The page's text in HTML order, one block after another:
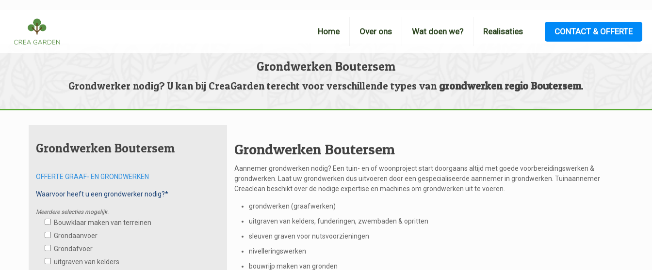
Home Over ons Wat doen we? Realisaties CONTACT & OFFERTE
Grondwerken Boutersem
Grondwerker nodig? U kan bij CreaGarden terecht voor verschillende types van grondwerken regio Boutersem.
Grondwerken Boutersem
OFFERTE GRAAF- EN GRONDWERKEN
Waarvoor heeft u een grondwerker nodig?*
Meerdere selecties mogelijk.
Bouwklaar maken van terreinen
Grondaanvoer
Grondafvoer
uitgraven van kelders
Grondwerken Boutersem
Aannemer grondwerken nodig? Een tuin- en of woonproject start doorgaans altijd met goede voorbereidingswerken &
grondwerken. Laat uw grondwerken dus uitvoeren door een gespecialiseerde aannemer in grondwerken. Tuinaannemer
Creaclean beschikt over de nodige expertise en machines om grondwerken uit te voeren.
grondwerken (graafwerken)
uitgraven van kelders, funderingen, zwembaden & opritten
sleuven graven voor nutsvoorzieningen
nivelleringswerken
bouwrijp maken van gronden